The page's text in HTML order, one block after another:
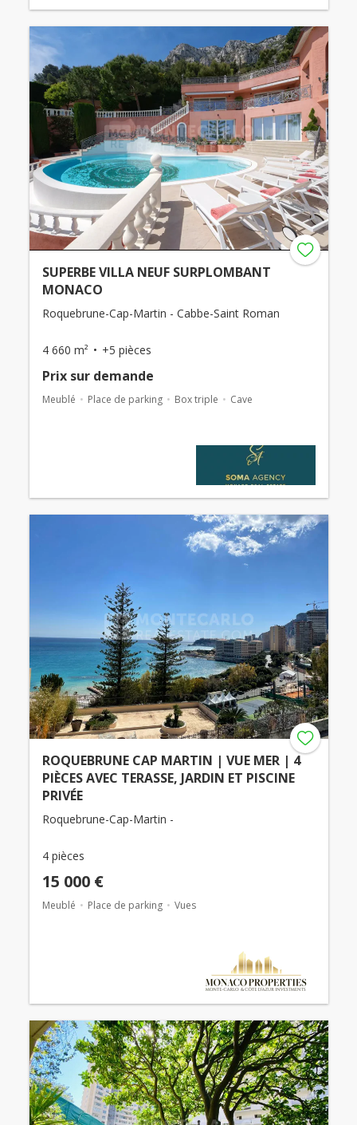
SUPERBE VILLA NEUF SURPLOMBANT
MONACO
Roquebrune-Cap-Martin - Cabbe-Saint Roman
4 660 m² +5 pièces
Prix ​​sur demande
Meublé Place de parking Box triple Cave
ROQUEBRUNE CAP MARTIN | VUE MER | 4
PIÈCES AVEC TERASSE, JARDIN ET PISCINE
PRIVÉE
Roquebrune-Cap-Martin -
4 pièces
15 000 €
Meublé Place de parking Vues